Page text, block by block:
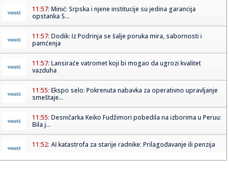
11:57: Minić: Srpska i njene institucije su jedina garancija
opstanka S...
11:57: Dodik: Iz Podrinja se šalje poruka mira, sabornosti i
pamćenja
11:57: Lansiraće vatromet koji bi mogao da ugrozi kvalitet
vazduha
11:55: Ekspo selo: Pokrenuta nabavka za operativno upravljanje
smeštaje...
11:55: Desničarka Keiko Fudžimori pobedila na izborima u Peruu:
Bila j...
11:52: AI katastrofa za starije radnike: Prilagođavanje ili penzija